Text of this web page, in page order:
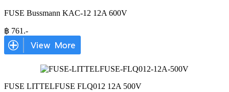
FUSE Bussmann KAC-12 12A 600V
฿ 761 .-
FUSE LITTELFUSE FLQ012 12A 500V